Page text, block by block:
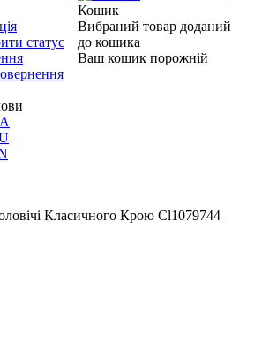
статус
Кошик
Вибраний товар доданий
до кошика
Ваш кошик порожній
Класичного Крою Cl1079744